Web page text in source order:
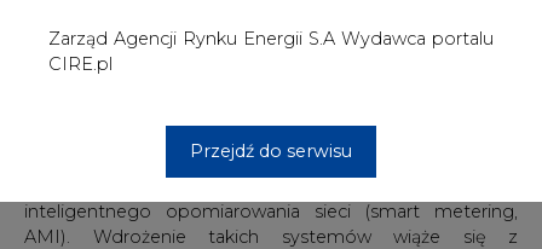
Zarząd Agencji Rynku Energii S.A Wydawca portalu
CIRE.pl
Przejdź do serwisu
prognozowanie zużycia energii, repozytorium danych
pomiarowych, platformy raportowe dla zarządu) czy
Kluczowym kierunkiem rozwoju oferty produktowej IT
inteligentnego opomiarowania sieci (smart metering,
AMI). Wdrożenie takich systemów wiąże się z